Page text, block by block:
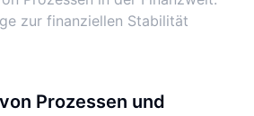
zur finanziellen Stabilität
Prozessen und